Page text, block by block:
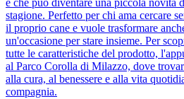
e che può diventare una piccola novità
stagione. Perfetto per chi ama cercare
il proprio cane e vuole trasformare
un'occasione per stare insieme. Per
tutte le caratteristiche del prodotto,
al Parco Corolla di Milazzo, dove
alla cura, al benessere e alla vita
compagnia.